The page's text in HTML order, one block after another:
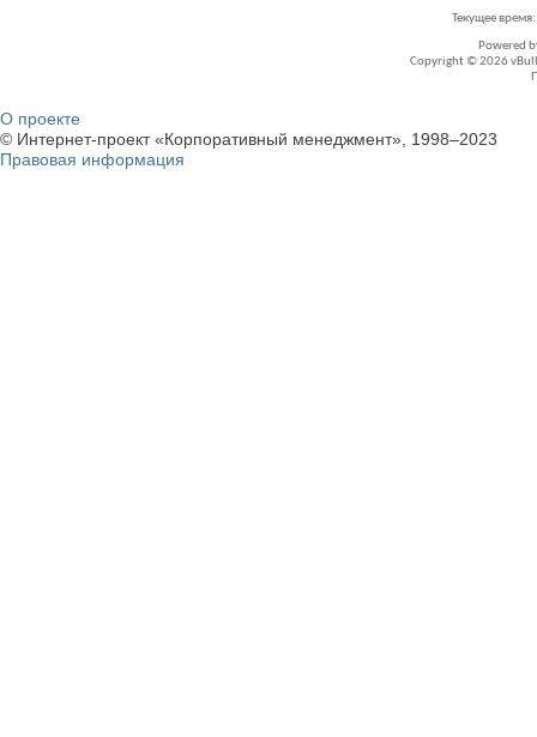
Текущее время:
Powered
Copyright © 2026
О проекте
© Интернет-проект «Корпоративный менеджмент», 1998–2023
Правовая информация